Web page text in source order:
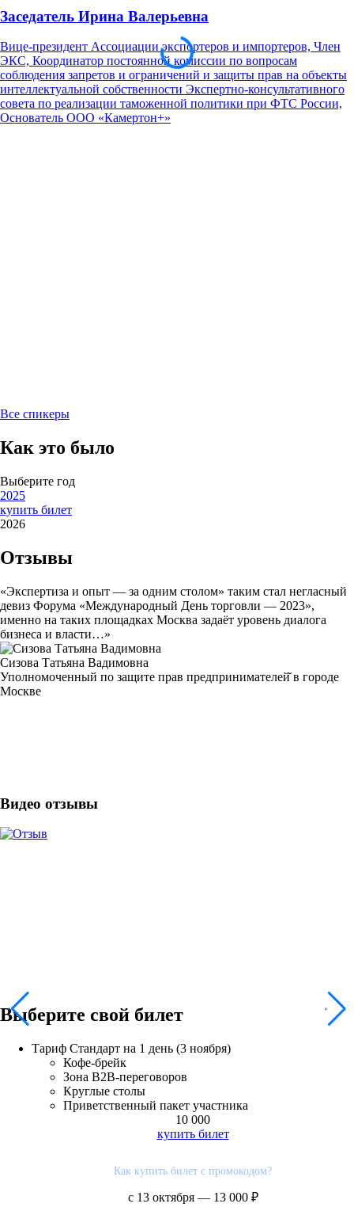
Заседатель Ирина Валерьевна
Вице-президент Ассоциации экспортеров и импортеров, Член
ЭКС, Координатор постоянной комиссии по вопросам
соблюдения запретов и ограничений и защиты прав на объекты
интеллектуальной собственности Экспертно-консультативного
совета по реализации таможенной политики при ФТС России,
Основатель ООО «Камертон+»
Все спикеры
Как это было
Выберите год
2025
купить билет
2026
Отзывы
«Экспертиза и опыт — за одним столом» таким стал негласный
девиз Форума «Международный День торговли — 2023»,
именно на таких площадках Москва задаёт уровень диалога
бизнеса и власти…»
Сизова Татьяна Вадимовна
Уполномоченный по защите прав предпринимателей̆ в городе
Москве
Видео отзывы
Выберите свой билет
Тариф Стандарт на 1 день (3 ноября)
Кофе-брейк
Зона B2B-переговоров
Круглые столы
Приветственный пакет участника
10 000
купить билет
Как купить билет с промокодом?
с 13 октября — 13 000 ₽